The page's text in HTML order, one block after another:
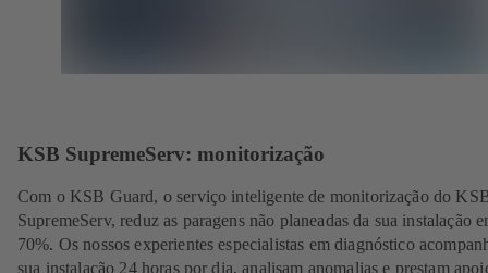
KSB SupremeServ: monitorização
Com o KSB Guard, o serviço inteligente de monitorização do
SupremeServ, reduz as paragens não planeadas da sua instalação
70%. Os nossos experientes especialistas em diagnóstico
sua instalação 24 horas por dia, analisam anomalias e prestam